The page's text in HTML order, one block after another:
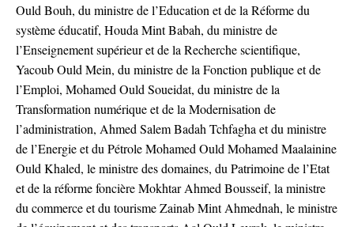
Ould Bouh, du ministre de l’Education et de la Réforme du
système éducatif, Houda Mint Babah, du ministre de
l’Enseignement supérieur et de la Recherche scientifique,
Yacoub Ould Mein, du ministre de la Fonction publique et de
l’Emploi, Mohamed Ould Soueidat, du ministre de la
Transformation numérique et de la Modernisation de
l’administration, Ahmed Salem Badah Tchfagha et du ministre
de l’Energie et du Pétrole Mohamed Ould Mohamed Maalainine
Ould Khaled, le ministre des domaines, du Patrimoine de l’Etat
et de la réforme foncière Mokhtar Ahmed Bousseif, la ministre
du commerce et du tourisme Zainab Mint Ahmednah, le ministre